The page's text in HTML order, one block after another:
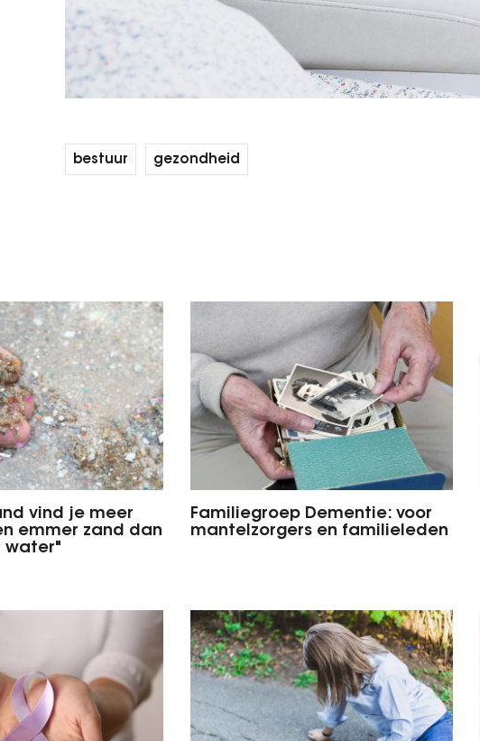
bestuur gezondheid
vind je meer
emmer zand dan
water"
Familiegroep Dementie: voor
mantelzorgers en familieleden